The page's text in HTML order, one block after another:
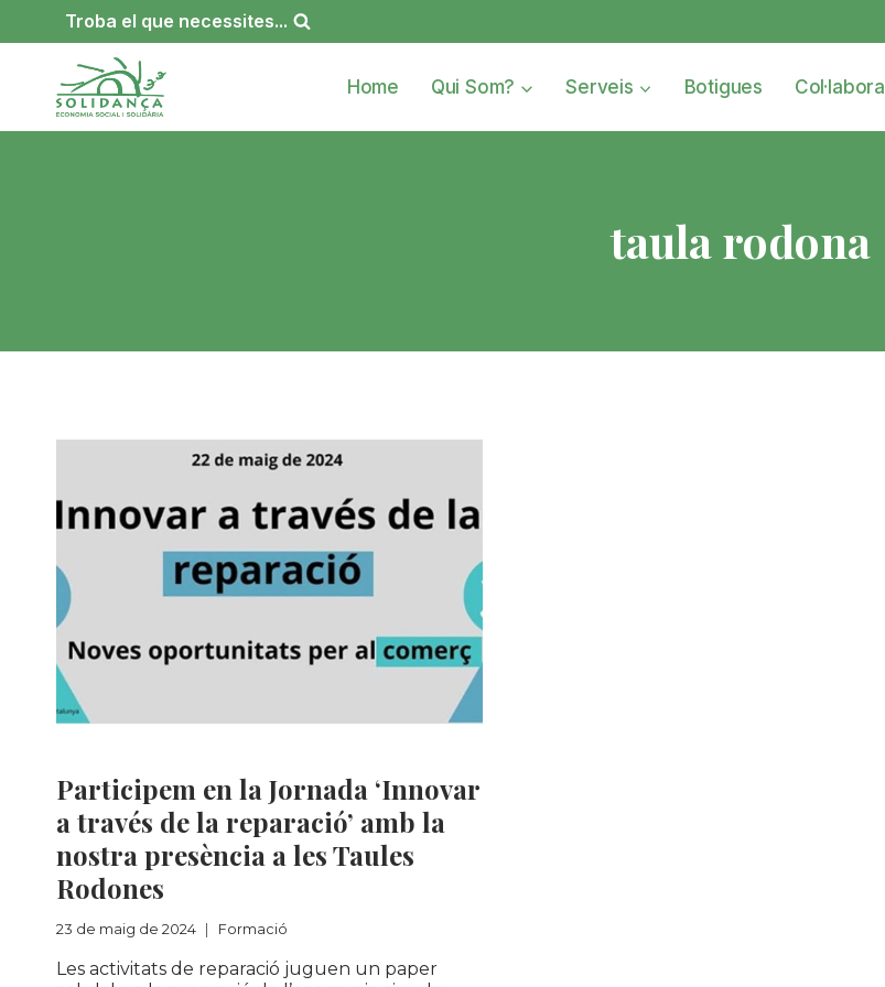
Troba el que necessites...
Home Qui Som? Serveis Botigues Col·labora
taula rodona
Participem en la Jornada ‘Innovar
a través de la reparació’ amb la
nostra presència a les Taules
Rodones
23 de maig de 2024 Formació
Les activitats de reparació juguen un paper